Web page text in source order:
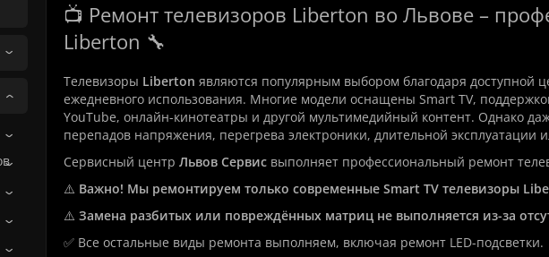
📺 Ремонт телевизоров Liberton во Львове –
Liberton 🔧
Телевизоры Liberton являются популярным выбором благодаря доступной
ежедневного использования. Многие модели оснащены Smart TV,
YouTube, онлайн-кинотеатры и другой мультимедийный контент. Однако
перепадов напряжения, перегрева электроники, длительной эксплуатации
Сервисный центр Львов Сервисвыполняет профессиональный ремонт
⚠️ Важно! Мы ремонтируем только современные Smart TV телевизоры
⚠️ Замена разбитых или повреждённых матриц не выполняется из-за
✅ Все остальные виды ремонта выполняем, включая ремонт LED-подсветки.